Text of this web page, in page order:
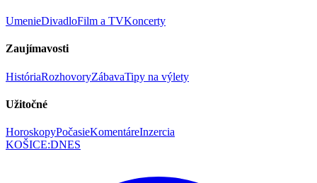
UmenieDivadloFilm a TVKoncerty
Zaujímavosti
HistóriaRozhovoryZábavaTipy na výlety
Užitočné
HoroskopyPočasieKomentáreInzercia
KOŠICE:DNES